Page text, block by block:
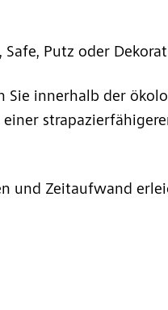
Safe, Putz oder
innerhalb der
und Zeitaufwand